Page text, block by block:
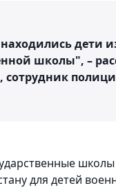
находились дети
школы", –
сотрудник
школы
для детей